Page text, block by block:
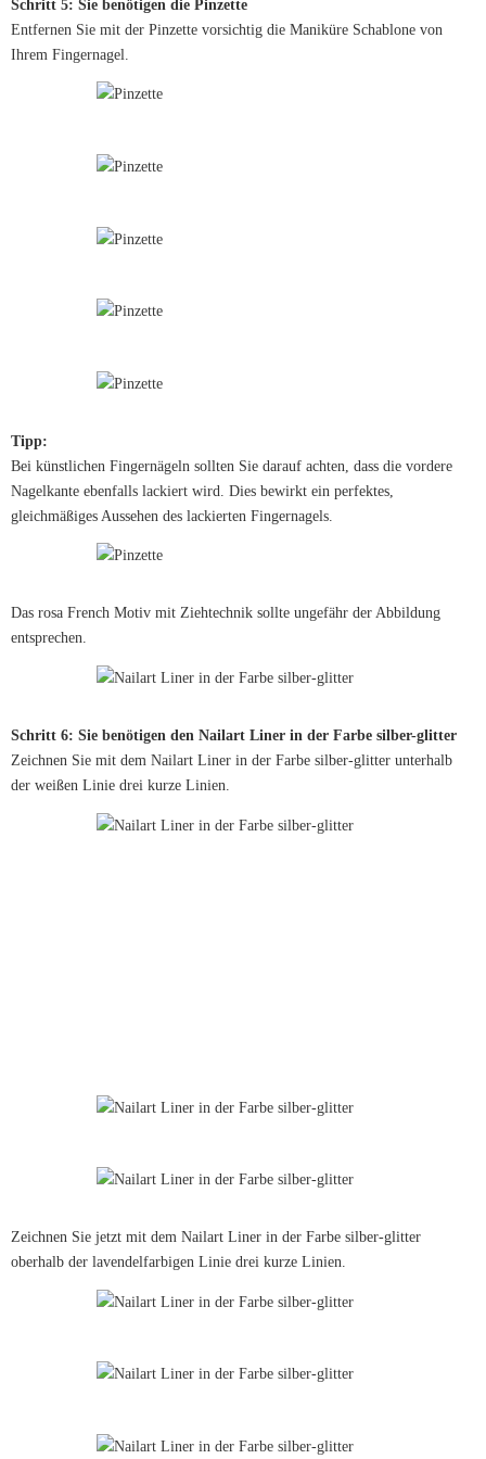
Schritt 5: Sie benötigen die Pinzette
Entfernen Sie mit der Pinzette vorsichtig die Maniküre Schablone von
Ihrem Fingernagel.
Tipp:
Bei künstlichen Fingernägeln sollten Sie darauf achten, dass die vordere
Nagelkante ebenfalls lackiert wird. Dies bewirkt ein perfektes,
gleichmäßiges Aussehen des lackierten Fingernagels.
Das rosa French Motiv mit Ziehtechnik sollte ungefähr der Abbildung
entsprechen.
Schritt 6: Sie benötigen den Nailart Liner in der Farbe silber-glitter
Zeichnen Sie mit dem Nailart Liner in der Farbe silber-glitter unterhalb
der weißen Linie drei kurze Linien.
Zeichnen Sie jetzt mit dem Nailart Liner in der Farbe silber-glitter
oberhalb der lavendelfarbigen Linie drei kurze Linien.